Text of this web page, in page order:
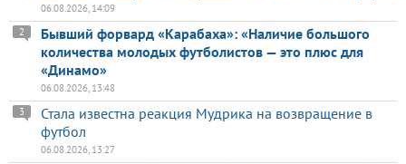
06.08.2026, 14:09
Бывший форвард «Карабаха»: «Наличие большого
количества молодых футболистов — это плюс для
«Динамо»
2
06.08.2026, 13:48
Стала известна реакция Мудрика на возвращение в
футбол
3
06.08.2026, 13:27